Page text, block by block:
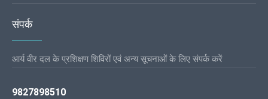
संपर्क
आर्य वीर दल के प्रशिक्षण शिविरों एवं अन्य सूचनाओं के लिए संपर्क करें
9827898510